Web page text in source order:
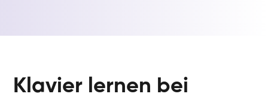
Klavier lernen bei